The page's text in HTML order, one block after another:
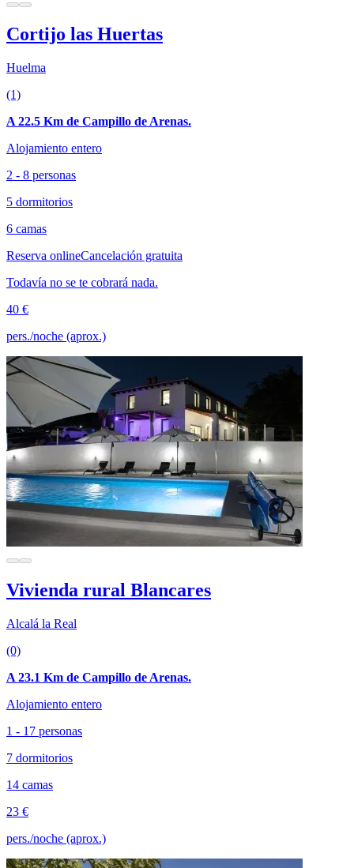
Cortijo las Huertas
Huelma
(1)
A 22.5 Km de Campillo de Arenas.
Alojamiento entero
2 - 8 personas
5 dormitorios
6 camas
Reserva onlineCancelación gratuita
Todavía no se te cobrará nada.
40 €
pers./noche (aprox.)
Vivienda rural Blancares
Alcalá la Real
(0)
A 23.1 Km de Campillo de Arenas.
Alojamiento entero
1 - 17 personas
7 dormitorios
14 camas
23 €
pers./noche (aprox.)